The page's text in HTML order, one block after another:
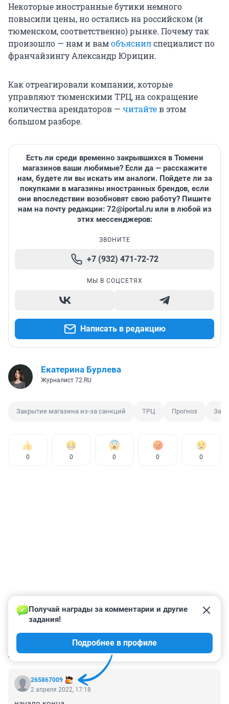
Некоторые иностранные бутики немного
повысили цены, но остались на российском (и
тюменском, соответственно) рынке. Почему так
произошло — нам и вамобъяснилспециалист по
франчайзингу Александр Юрицин.
Как отреагировали компании, которые
управляют тюменскими ТРЦ, на сокращение
количества арендаторов — читайтев этом
большом разборе.
Есть ли среди временно закрывшихся в Тюмени
магазинов ваши любимые? Если да — расскажите
нам, будете ли вы искать им аналоги. Пойдете ли за
покупками в магазины иностранных брендов, если
они впоследствии возобновят свою работу? Пишите
нам на почту редакции: 72@iportal.ru или в любой из
этих мессенджеров:
ЗВОНИТЕ
+7 (932) 471-72-72
МЫ В СОЦСЕТЯХ
Написать в редакцию
Екатерина Бурлева
Журналист 72.RU
Закрытие магазина из-за санкций ТРЦ Прогноз
0 0 0 0 0
КОММЕНТАРИИ 29
265867009
Получай награды за комментарии и другие
задания!
Подробнее в профиле
2 апреля 2022, 17:18